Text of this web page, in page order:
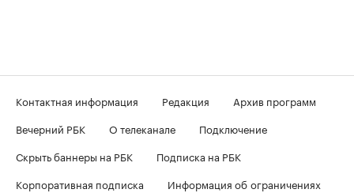
Контактная информация Редакция
Архив программ
Вечерний РБК
О телеканале
Подключение
Скрыть баннеры на РБК
Подписка на РБК
Корпоративная подписка
Информация об ограничениях